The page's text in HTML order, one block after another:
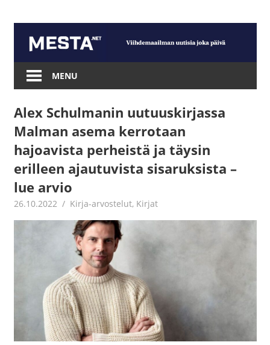
content
Mesta.net
MENU
Alex Schulmanin uutuuskirjassa
Malman asema kerrotaan
hajoavista perheistä ja täysin
erilleen ajautuvista sisaruksista –
lue arvio
26.10.2022 Jouni Hirn
Kirja-arvostelut, Kirjat